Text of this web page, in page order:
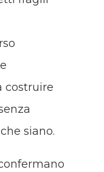
costruire
siano.